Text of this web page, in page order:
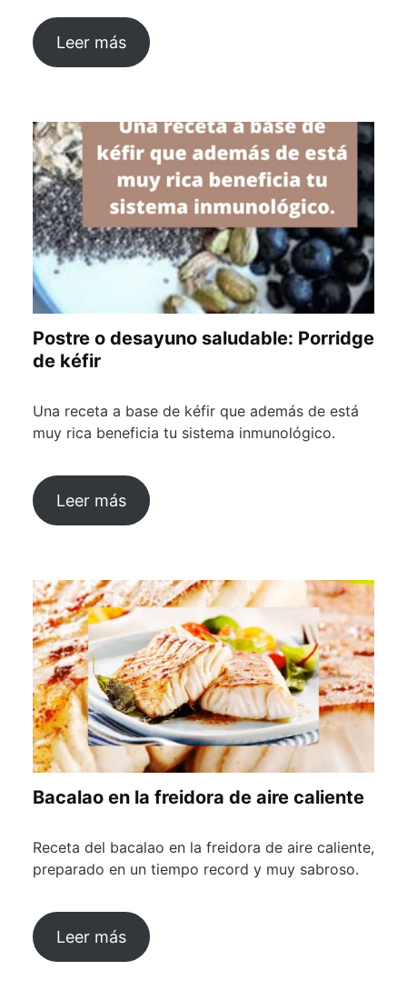
Leer más
Postre o desayuno saludable: Porridge
de kéfir
Una receta a base de kéfir que además de está
muy rica beneficia tu sistema inmunológico.
Leer más
Bacalao en la freidora de aire caliente
Receta del bacalao en la freidora de aire caliente,
preparado en un tiempo record y muy sabroso.
Leer más